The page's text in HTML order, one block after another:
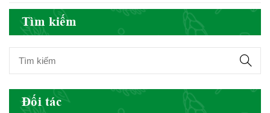
Tìm kiếm
Đối tác
Hội Đông Y Tỉnh Yên Bái